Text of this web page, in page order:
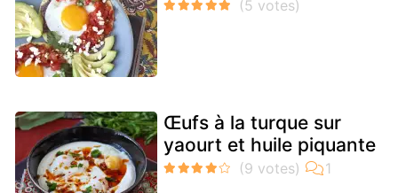
Œufs à la turque sur
yaourt et huile piquante